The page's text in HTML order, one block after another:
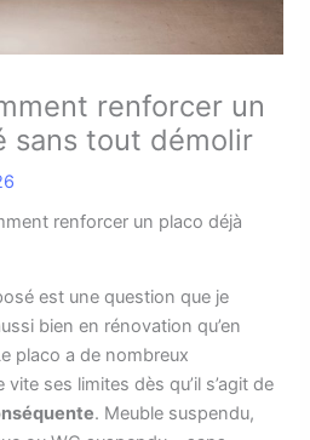
renforcer un
sans tout démolir
renforcer un placo déjà
est une question que je
bien en rénovation qu’en
placo a de nombreux
ses limites dès qu’il s’agit de
. Meuble suspendu,